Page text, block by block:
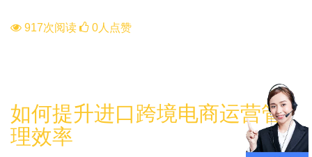
917次阅读 0人点赞
如何提升进口跨境电商运营管
理效率